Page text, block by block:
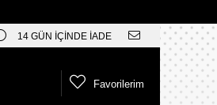
14 GÜN İÇİNDE İADE
Favorilerim